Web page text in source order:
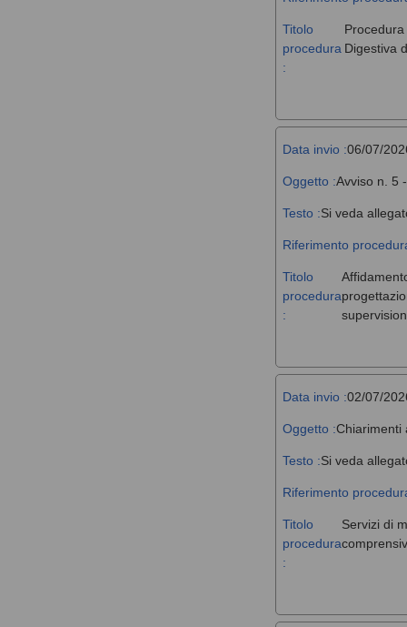
Titolo
procedura
:
Digestiva
Data invio :06/07/
Oggetto :Avviso n. 5
Testo :Si veda
Riferimento
Titolo
procedura
:
Data invio :02/07/
Oggetto :Chiarimenti
Testo :Si veda
Riferimento
Titolo
procedura
:
Servizi di